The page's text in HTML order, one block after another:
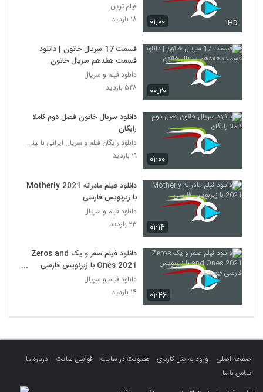
۰۱:۰۰ HD
فیلم ترین
۱۸ بازدید
۰۰:۲۰
قسمت 17 سریال خاتون | دانلود
قسمت هفدهم سریال خاتون
دانلود فیلم و سریال
۵۴۸ بازدید
۰۱:۰۰
دانلود سریال خاتون فصل دوم کاملا
رایگان
دانلود رایگان فیلم و سریال ایرانی با لینک مستقیم
۱۹ بازدید
۰۱:۱۴
دانلود فیلم مادرانه Motherly 2021
با زیرنویس فارسی
دانلود فیلم و سریال
۲۳ بازدید
۰۱:۴۶
دانلود فیلم صفر و یک Zeros and
Ones 2021 با زیرنویس فارسی
چسبیده
دانلود فیلم و سریال
۱۴ بازدید
صفحه اصلی ورود به پنل کاربری عضویت در سایت قوانین سایت
درباره ما
تماس با ما